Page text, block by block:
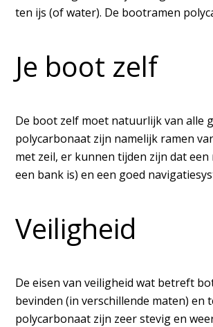
ten ijs (of water). De bootramen
Je boot zelf
De boot zelf moet natuurlijk van alle
polycarbonaat zijn namelijk ramen
met zeil, er kunnen tijden zijn dat
een bank is) en een goed
Veiligheid
De eisen van veiligheid wat betreft
bevinden (in verschillende maten)
polycarbonaat zijn zeer stevig en